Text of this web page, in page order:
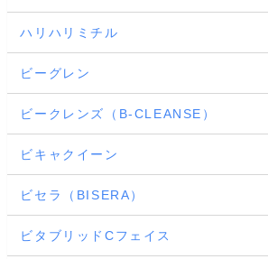
ハリハリミチル
ビーグレン
ビークレンズ（B-CLEANSE）
ビキャクイーン
ビセラ（BISERA）
ビタブリッドCフェイス